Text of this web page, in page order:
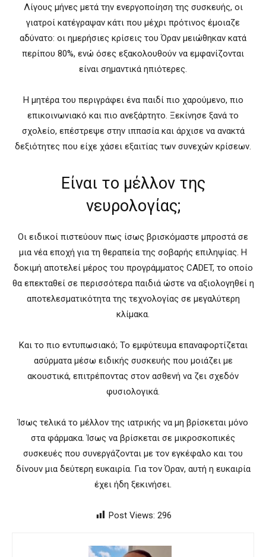
Λίγους μήνες μετά την ενεργοποίηση της συσκευής, οι
γιατροί κατέγραψαν κάτι που μέχρι πρότινος έμοιαζε
αδύνατο: οι ημερήσιες κρίσεις του Όραν μειώθηκαν κατά
περίπου 80%, ενώ όσες εξακολουθούν να εμφανίζονται
είναι σημαντικά ηπιότερες.
Η μητέρα του περιγράφει ένα παιδί πιο χαρούμενο, πιο
επικοινωνιακό και πιο ανεξάρτητο. Ξεκίνησε ξανά το
σχολείο, επέστρεψε στην ιππασία και άρχισε να ανακτά
δεξιότητες που είχε χάσει εξαιτίας των συνεχών κρίσεων.
Είναι το μέλλον της
νευρολογίας;
Οι ειδικοί πιστεύουν πως ίσως βρισκόμαστε μπροστά σε
μια νέα εποχή για τη θεραπεία της σοβαρής επιληψίας. Η
δοκιμή αποτελεί μέρος του προγράμματος CADET, το οποίο
θα επεκταθεί σε περισσότερα παιδιά ώστε να αξιολογηθεί η
αποτελεσματικότητα της τεχνολογίας σε μεγαλύτερη
κλίμακα.
Και το πιο εντυπωσιακό; Το εμφύτευμα επαναφορτίζεται
ασύρματα μέσω ειδικής συσκευής που μοιάζει με
ακουστικά, επιτρέποντας στον ασθενή να ζει σχεδόν
φυσιολογικά.
Ίσως τελικά το μέλλον της ιατρικής να μη βρίσκεται μόνο
στα φάρμακα. Ίσως να βρίσκεται σε μικροσκοπικές
συσκευές που συνεργάζονται με τον εγκέφαλο και του
δίνουν μια δεύτερη ευκαιρία. Για τον Όραν, αυτή η ευκαιρία
έχει ήδη ξεκινήσει.
Post Views: 296